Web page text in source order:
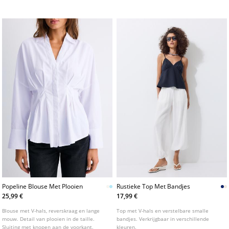
Popeline Blouse Met Plooien
25,99 €
Blouse met V-hals, reverskraag en lange
mouw. Detail van plooien in de taille.
Sluiting met knopen aan de voorkant.
Rustieke Top Met Bandjes
17,99 €
Top met V-hals en verstelbare smalle
bandjes. Verkrijgbaar in verschillende
kleuren.